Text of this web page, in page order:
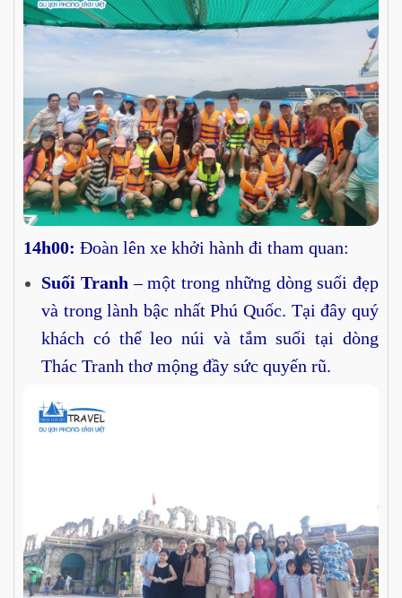
14h00: Đoàn lên xe khởi hành đi tham quan:
Suối Tranh – một trong những dòng suối đẹp
và trong lành bậc nhất Phú Quốc. Tại đây quý
khách có thể leo núi và tắm suối tại dòng
Thác Tranh thơ mộng đầy sức quyến rũ.